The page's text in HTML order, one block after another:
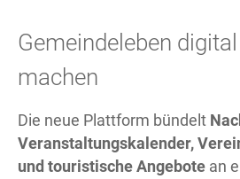
Gemeindeleben
machen
Die neue Plattform bündelt
Veranstaltungskalender,
und touristische Angebote an